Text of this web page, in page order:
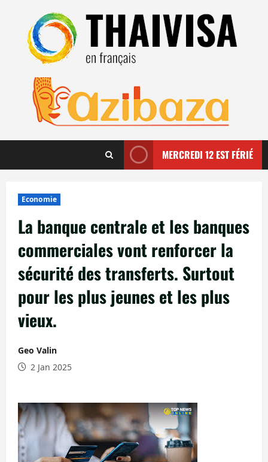
contenu
MERCREDI 12 EST FÉRIÉ
Economie
La banque centrale et les banques
commerciales vont renforcer la
sécurité des transferts. Surtout
pour les plus jeunes et les plus
vieux.
Geo Valin
2 Jan 2025